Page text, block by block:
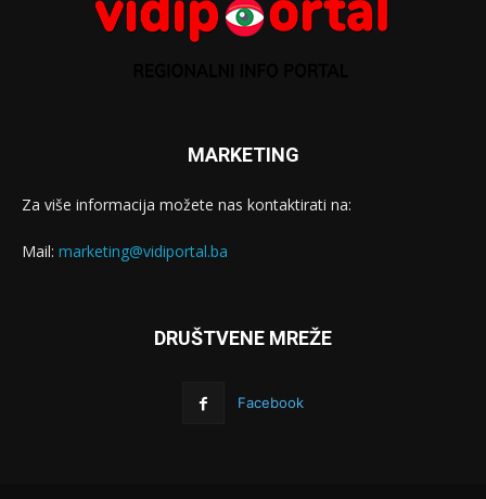
MARKETING
Za više informacija možete nas kontaktirati na:
Mail: marketing@vidiportal.ba
DRUŠTVENE MREŽE
Facebook